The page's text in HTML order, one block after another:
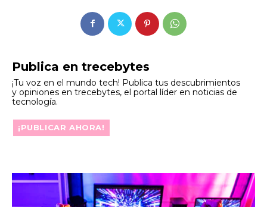
Publica en trecebytes
¡Tu voz en el mundo tech! Publica tus descubrimientos
y opiniones en trecebytes, el portal líder en noticias de
tecnología.
¡PUBLICAR AHORA!